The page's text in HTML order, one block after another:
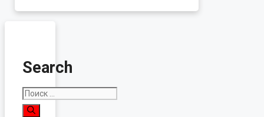
Search
Поиск: